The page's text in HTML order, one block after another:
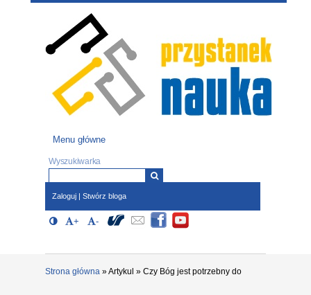
Przejdź do treści
Menu główne
Menu główne
Formularz wyszukiwania
Wyszukiwarka
Zaloguj | Stwórz bloga
Opcje dostępności (wymagają
Włącz/Wyłącz Wysoki kontrast
+ Powiększ czcionkę
- Zmniejsz czcionkę
Społeczności
Strona główna »Artykul » Czy Bóg jest potrzebny do